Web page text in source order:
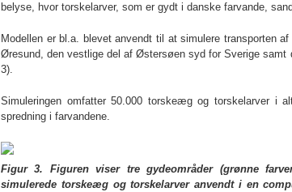
belyse, hvor torskelarver, som er gydt i danske farvande,
Modellen er bl.a. blevet anvendt til at simulere transporten
Øresund, den vestlige del af Østersøen syd for Sverige samt
3).
Simuleringen omfatter 50.000 torskeæg og torskelarver
spredning i farvandene.
Figur 3. Figuren viser tre gydeområder (grønne
simulerede torskeæg og torskelarver anvendt i en